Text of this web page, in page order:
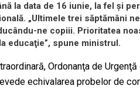
la data de 16 iunie, la fel şi
„Ultimele trei săptămâni
ne copiii. Prioritatea
educaţie”, spune ministrul.
Ordonanţa de
echivalarea probelor de